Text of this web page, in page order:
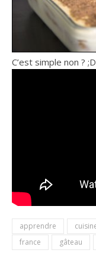
C’est simple non ? ;D
apprendre
france
gâteau